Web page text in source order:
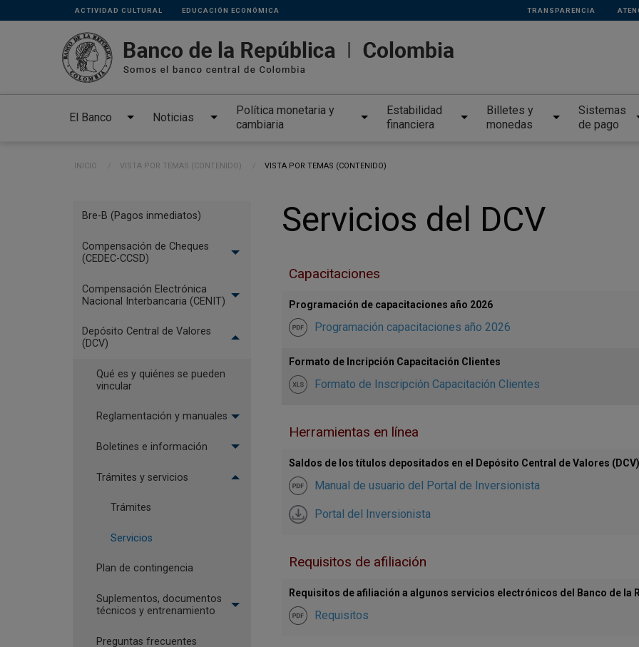
Pasar al contenido principal
Links
secundarios
ACTIVIDAD CULTURAL EDUCACIÓN ECONÓMICA TRANSPARENCIA
El Banco Noticias
Política monetaria y
cambiaria
Estabilidad
financiera
Billetes y
monedas
Sistemas
de pago
Ruta de navegación
INICIO VISTA POR TEMAS (CONTENIDO) CURRENT:
VISTA POR TEMAS (CONTENIDO)
Servicios del DCV
Capacitaciones
Programación de capacitaciones año 2026
Programación capacitaciones año 2026
Formato de Incripción Capacitación Clientes
Formato de Inscripción Capacitación Clientes
Herramientas en línea
Saldos de los títulos depositados en el Depósito Central de Valores (DCV)
Manual de usuario del Portal de Inversionista
Portal del Inversionista
Requisitos de afiliación
Requisitos de afiliación a algunos servicios electrónicos del Banco de la
Requisitos
Menú
de
Pago
Bre-B (Pagos inmediatos)
Compensación de Cheques
(CEDEC-CCSD)
Compensación Electrónica
Nacional Interbancaria (CENIT)
Depósito Central de Valores
(DCV)
Qué es y quiénes se pueden
vincular
Reglamentación y manuales
Boletines e información
Trámites y servicios
Trámites
Servicios
Plan de contingencia
Suplementos, documentos
técnicos y entrenamiento
Preguntas frecuentes